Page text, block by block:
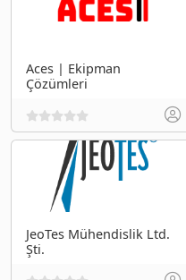
Aces | Ekipman
Çözümleri
JeoTes Mühendislik Ltd.
Şti.